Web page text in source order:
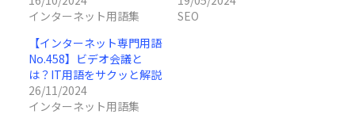
インターネット用語集
SEO
【インターネット専門用語
No.458】ビデオ会議と
は？IT用語をサクッと解説
26/11/2024
インターネット用語集